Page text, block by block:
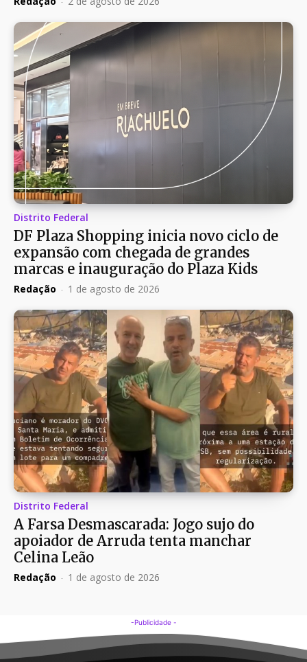
Distrito Federal
DF Plaza Shopping inicia novo ciclo de
expansão com chegada de grandes
marcas e inauguração do Plaza Kids
Redação - 1 de agosto de 2026
Distrito Federal
A Farsa Desmascarada: Jogo sujo do
apoiador de Arruda tenta manchar
Celina Leão
Redação - 1 de agosto de 2026
-Publicidade -